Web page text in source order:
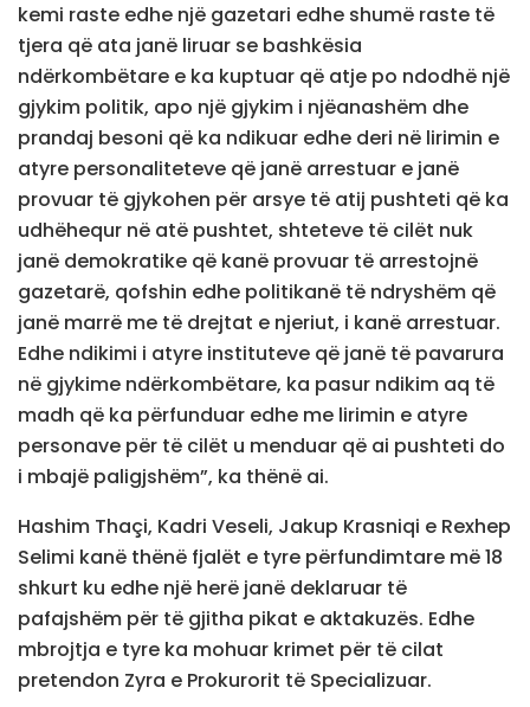
kemi raste edhe një gazetari edhe shumë raste të
tjera që ata janë liruar se bashkësia
ndërkombëtare e ka kuptuar që atje po ndodhë një
gjykim politik, apo një gjykim i njëanashëm dhe
prandaj besoni që ka ndikuar edhe deri në lirimin e
atyre personaliteteve që janë arrestuar e janë
provuar të gjykohen për arsye të atij pushteti që ka
udhëhequr në atë pushtet, shteteve të cilët nuk
janë demokratike që kanë provuar të arrestojnë
gazetarë, qofshin edhe politikanë të ndryshëm që
janë marrë me të drejtat e njeriut, i kanë arrestuar.
Edhe ndikimi i atyre instituteve që janë të pavarura
në gjykime ndërkombëtare, ka pasur ndikim aq të
madh që ka përfunduar edhe me lirimin e atyre
personave për të cilët u menduar që ai pushteti do
i mbajë paligjshëm”, ka thënë ai.
Hashim Thaçi, Kadri Veseli, Jakup Krasniqi e Rexhep
Selimi kanë thënë fjalët e tyre përfundimtare më 18
shkurt ku edhe një herë janë deklaruar të
pafajshëm për të gjitha pikat e aktakuzës. Edhe
mbrojtja e tyre ka mohuar krimet për të cilat
pretendon Zyra e Prokurorit të Specializuar.